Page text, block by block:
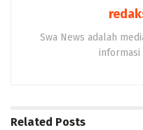
Swa News adalah
informasi
Related Posts